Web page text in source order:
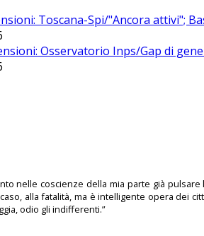
Toscana-Spi/"Ancora attivi";
Osservatorio Inps/Gap di
nelle coscienze della mia parte già pulsare
alla fatalità, ma è intelligente opera dei
odio gli indifferenti.”